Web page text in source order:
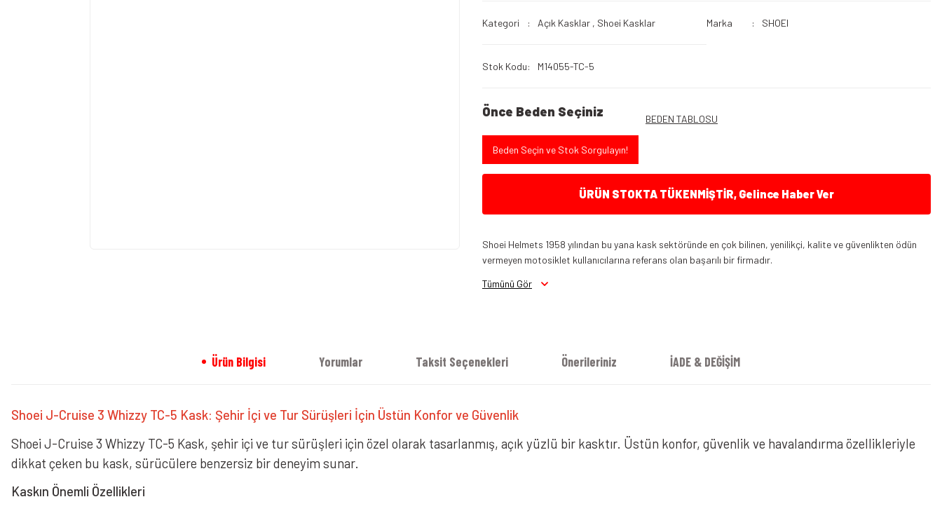
Kategori Açık Kasklar , Shoei Kasklar Marka SHOEI
Stok Kodu M14055-TC-5
Önce Beden Seçiniz BEDEN TABLOSU
Beden Seçin ve Stok Sorgulayın!
ÜRÜN STOKTA TÜKENMİŞTİR, Gelince Haber Ver
Shoei Helmets 1958 yılından bu yana kask sektöründe en çok bilinen, yenilikçi, kalite ve güvenlikten ödün
vermeyen motosiklet kullanıcılarına referans olan başarılı bir firmadır.
Tümünü Gör
Ürün Bilgisi Yorumlar Taksit Seçenekleri Önerileriniz İADE & DEĞİŞİM
Shoei J-Cruise 3 Whizzy TC-5 Kask: Şehir İçi ve Tur Sürüşleri İçin Üstün Konfor ve Güvenlik
Shoei J-Cruise 3 Whizzy TC-5 Kask, şehir içi ve tur sürüşleri için özel olarak tasarlanmış, açık yüzlü bir kasktır. Üstün konfor, güvenlik ve havalandırma özellikleriyle
dikkat çeken bu kask, sürücülere benzersiz bir deneyim sunar.
Kaskın Önemli Özellikleri